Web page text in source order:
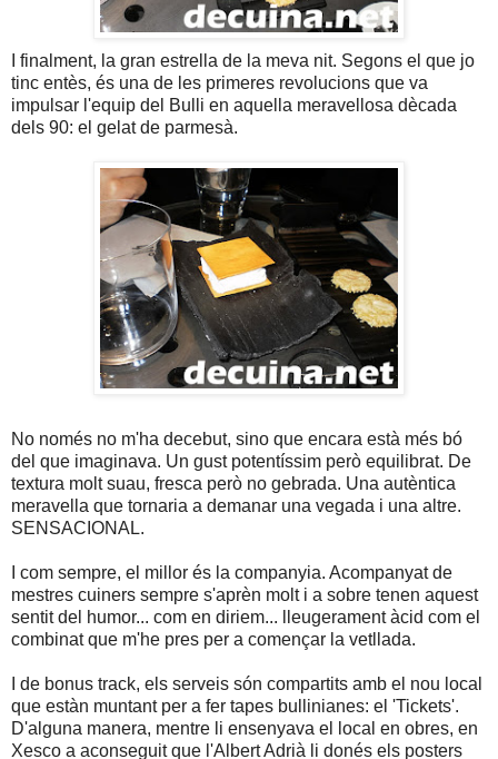
I finalment, la gran estrella de la meva nit. Segons el que jo
tinc entès, és una de les primeres revolucions que va
impulsar l'equip del Bulli en aquella meravellosa dècada
dels 90: el gelat de parmesà.
No només no m'ha decebut, sino que encara està més bó
del que imaginava. Un gust potentíssim però equilibrat. De
textura molt suau, fresca però no gebrada. Una autèntica
meravella que tornaria a demanar una vegada i una altre.
SENSACIONAL.
I com sempre, el millor és la companyia. Acompanyat de
mestres cuiners sempre s'aprèn molt i a sobre tenen aquest
sentit del humor... com en diriem... lleugerament àcid com el
combinat que m'he pres per a començar la vetllada.
I de bonus track, els serveis són compartits amb el nou local
que estàn muntant per a fer tapes bullinianes: el 'Tickets'.
D'alguna manera, mentre li ensenyava el local en obres, en
Xesco a aconseguit que l'Albert Adrià li donés els posters